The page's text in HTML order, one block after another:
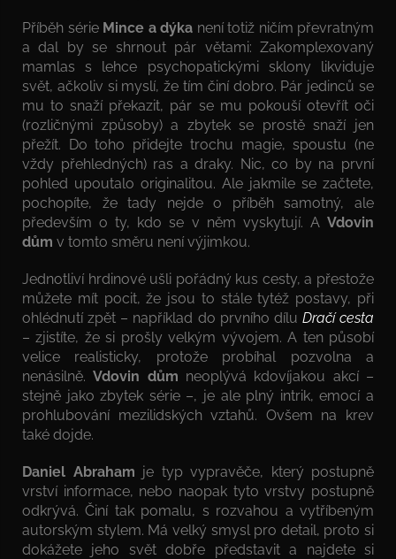
Příběh série Mince a dýka není totiž ničím převratným
a dal by se shrnout pár větami: Zakomplexovaný
mamlas s lehce psychopatickými sklony likviduje
svět, ačkoliv si myslí, že tím činí dobro. Pár jedinců se
mu to snaží překazit, pár se mu pokouší otevřít oči
(rozličnými způsoby) a zbytek se prostě snaží jen
přežít. Do toho přidejte trochu magie, spoustu (ne
vždy přehledných) ras a draky. Nic, co by na první
pohled upoutalo originalitou. Ale jakmile se začtete,
pochopíte, že tady nejde o příběh samotný, ale
především o ty, kdo se v něm vyskytují. A Vdovin
dům v tomto směru není výjimkou.
Jednotliví hrdinové ušli pořádný kus cesty, a přestože
můžete mít pocit, že jsou to stále tytéž postavy, při
ohlédnutí zpět – například do prvního dílu Dračí cesta
– zjistíte, že si prošly velkým vývojem. A ten působí
velice realisticky, protože probíhal pozvolna a
nenásilně.Vdovin dům neoplývá kdovíjakou akcí –
stejně jako zbytek série –, je ale plný intrik, emocí a
prohlubování mezilidských vztahů. Ovšem na krev
také dojde.
Daniel Abraham je typ vypravěče, který postupně
vrství informace, nebo naopak tyto vrstvy postupně
odkrývá. Činí tak pomalu, s rozvahou a vytříbeným
autorským stylem. Má velký smysl pro detail, proto si
dokážete jeho svět dobře představit a najdete si